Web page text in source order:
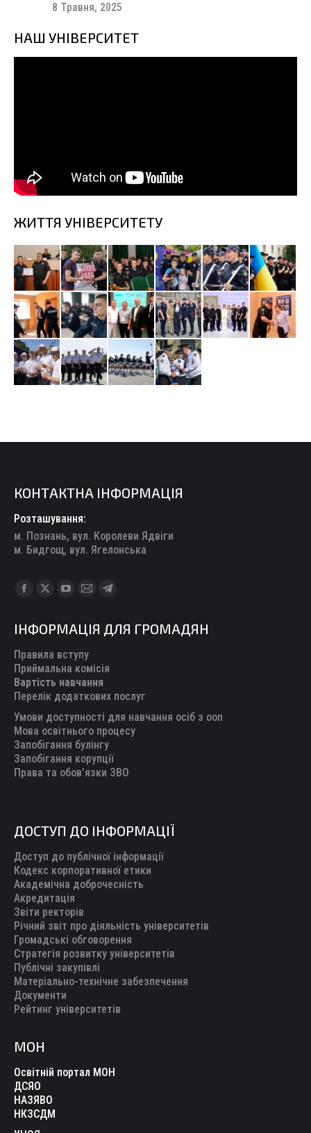
8 Травня, 2025
НАШ УНІВЕРСИТЕТ
ЖИТТЯ УНІВЕРСИТЕТУ
КОНТАКТНА ІНФОРМАЦІЯ
Розташування:
м. Познань, вул. Королеви Ядвіги
м. Бидгощ, вул. Ягелонська
Find us on:
Facebook
opens
in
new
window
X
opens
in
new
window
YouTube
opens
in
new
window
Mail
opens
in
new
window
Telegram
opens
new
ІНФОРМАЦІЯ ДЛЯ ГРОМАДЯН
Правила вступу
Приймальна комісія
Вартість навчання
Перелік додаткових послуг
Умови доступності для навчання осіб з ооп
Мова освітнього процесу
Запобігання булінгу
Запобігання корупції
Права та обов’язки ЗВО
ДОСТУП ДО ІНФОРМАЦІЇ
Доступ до публічної інформації
Кодекс корпоративної етики
Академічна доброчесність
Акредитація
Звіти ректорів
Річний звіт про діяльність університетів
Громадські обговорення
Стратегія розвитку університетів
Публічні закупівлі
Матеріально-технічне забезпечення
Документи
Рейтинг університетів
МОН
Освітній портал МОН
ДСЯО
НАЗЯВО
НКЗСДМ